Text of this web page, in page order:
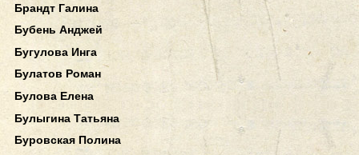
Брандт Галина
Бубень Анджей
Бугулова Инга
Булатов Роман
Булова Елена
Булыгина Татьяна
Буровская Полина